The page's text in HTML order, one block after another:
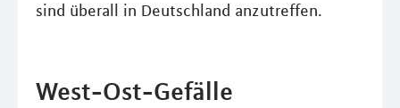
sind überall in Deutschland anzutreffen.
West-Ost-Gefälle